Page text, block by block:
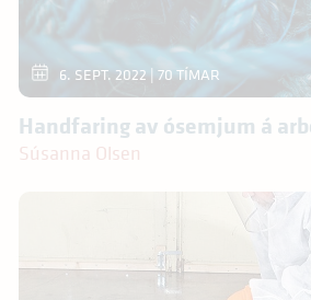
6. SEPT. 2022 | 70 TÍMAR
Handfaring av ósemjum á
Súsanna Olsen